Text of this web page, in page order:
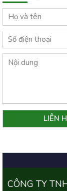
CÔNG TY